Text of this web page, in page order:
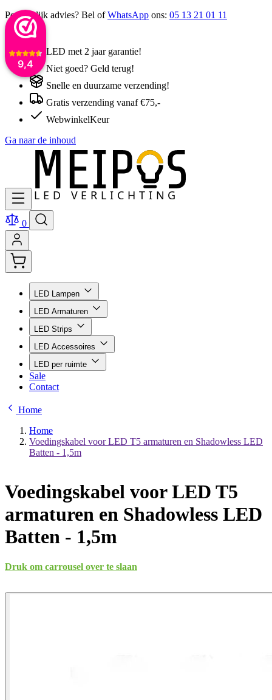
9,4
Persoonlijk advies? Bel ofWhatsApp ons: 05 13 21 01 11
LED met 2 jaar garantie!
Niet goed? Geld terug!
Snelle en duurzame verzending!
Gratis verzending vanaf €75,-
WebwinkelKeur
Ga naar de inhoud
0
LED Lampen
LED Armaturen
LED Strips
LED Accessoires
LED per ruimte
Sale
Contact
Home
Home
Voedingskabel voor LED T5 armaturen en Shadowless LED
Batten - 1,5m
Voedingskabel voor LED T5
armaturen en Shadowless LED
Batten - 1,5m
Druk om carrousel over te slaan